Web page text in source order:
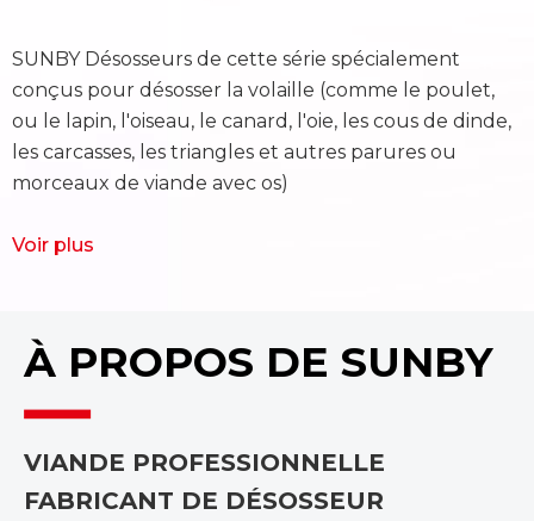
SUNBY Désosseurs de cette série spécialement
conçus pour désosser la volaille (comme le poulet,
ou le lapin, l'oiseau, le canard, l'oie, les cous de dinde,
les carcasses, les triangles et autres parures ou
morceaux de viande avec os)
Voir plus
À PROPOS DE SUNBY
VIANDE PROFESSIONNELLE
FABRICANT DE DÉSOSSEUR